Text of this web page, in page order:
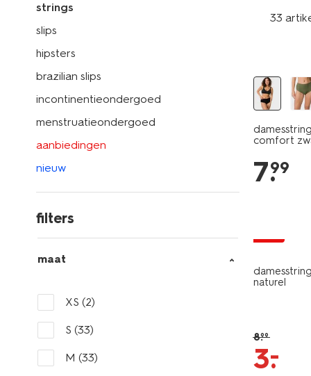
strings
slips
hipsters
brazilian slips
incontinentieondergoed
menstruatieondergoed
aanbiedingen
nieuw
filters
maat
XS (2)
S (33)
M (33)
33
comfort
7.
99
naturel
8.99
3.
–